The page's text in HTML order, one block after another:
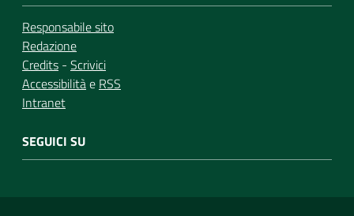
Responsabile sito
Redazione
Credits - Scrivici
Accessibilitàe RSS
Intranet
SEGUICI SU